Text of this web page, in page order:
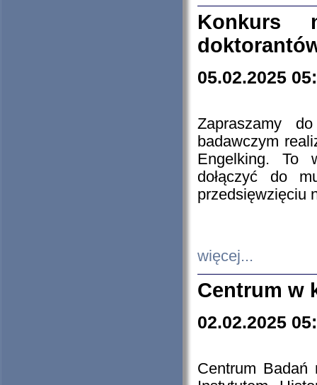
Konkurs
05.02.2025
Zapraszamy
badawczym
Engelking. To
dołączyć do
przedsięwzięciu
więcej...
Centrum w
02.02.2025
Centrum Badań